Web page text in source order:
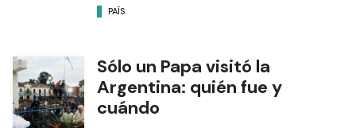
PAÍS
Sólo un Papa visitó la
Argentina: quién fue y
cuándo